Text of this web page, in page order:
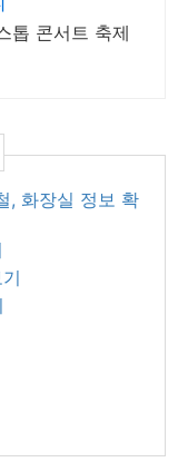
톱 콘서트 축제
, 화장실 정보 확